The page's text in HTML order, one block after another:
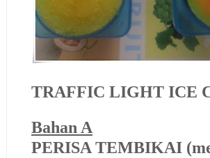
TRAFFIC LIGHT ICE
Bahan A
PERISA TEMBIKAI